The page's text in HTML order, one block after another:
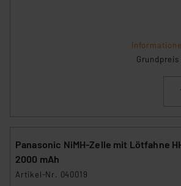
Panasonic NiMH-Zelle mit Lötfahne
2000 mAh
Artikel-Nr. 040019